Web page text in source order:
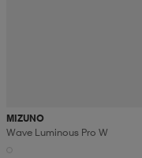
MIZUNO
Wave Luminous Pro W